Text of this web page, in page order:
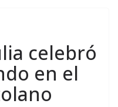
celebró
en el